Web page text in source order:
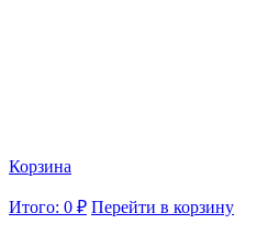
Корзина
Итого: 0 ₽ Перейти в корзину